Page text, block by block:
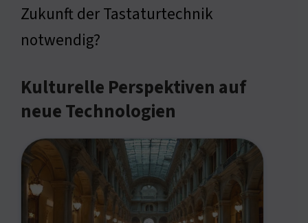
Zukunft der Tastaturtechnik
notwendig?
Kulturelle Perspektiven auf
neue Technologien